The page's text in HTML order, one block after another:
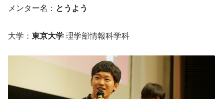
メンター名： とうよう
大学： 東京大学 理学部情報科学科